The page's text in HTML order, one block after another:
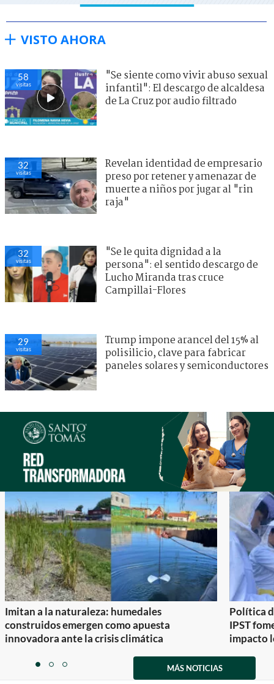
VISTO AHORA
58
visitas
"Se siente como vivir abuso sexual
infantil": El descargo de alcaldesa
de La Cruz por audio filtrado
32
visitas
Revelan identidad de empresario
preso por retener y amenazar de
muerte a niños por jugar al "rin
raja"
32
visitas
"Se le quita dignidad a la
persona": el sentido descargo de
Lucho Miranda tras cruce
Campillai-Flores
29
visitas
Trump impone arancel del 15% al
polisilicio, clave para fabricar
paneles solares y semiconductores
Imitan a la naturaleza: humedales
construidos emergen como apuesta
innovadora ante la crisis climática
Política
IPST
impacto
itemitemitem
MÁS NOTICIAS